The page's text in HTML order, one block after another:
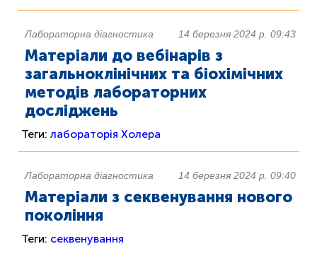
Лабораторна діагностика 14 березня 2024 р. 09:43
Матеріали до вебінарів з
загальноклінічних та біохімічних
методів лабораторних
досліджень
Теги: лабораторія Холера
Лабораторна діагностика 14 березня 2024 р. 09:40
Матеріали з секвенування нового
покоління
Теги: секвенування